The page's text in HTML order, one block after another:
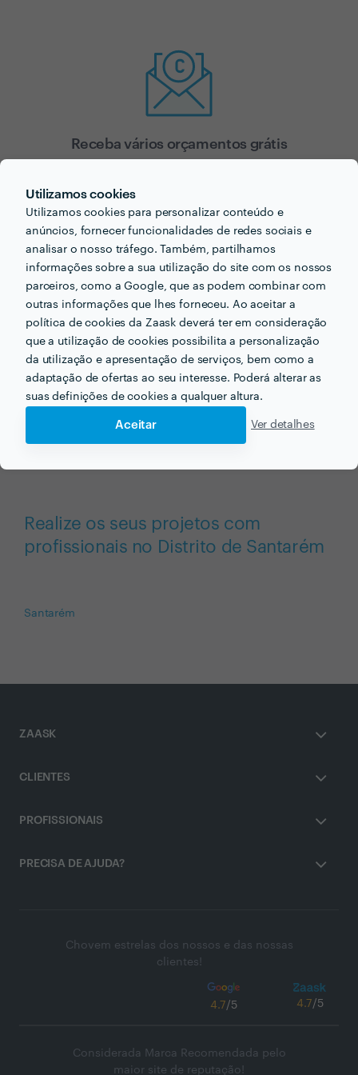
Utilizamos cookies
Utilizamos cookies para personalizar conteúdo e
anúncios, fornecer funcionalidades de redes sociais e
analisar o nosso tráfego. Também, partilhamos
informações sobre a sua utilização do site com os nossos
parceiros, como a Google, que as podem combinar com
outras informações que lhes forneceu. Ao aceitar a
política de cookies da Zaask deverá ter em consideração
que a utilização de cookies possibilita a personalização
da utilização e apresentação de serviços, bem como a
adaptação de ofertas ao seu interesse. Poderá alterar as
suas definições de cookies a qualquer altura.
Aceitar Ver detalhes
Receba vários orçamentos grátis
Escolha a melhor opção para si
Compare as diferentes propostas, perfis, portefólios e
avaliações.
Realize os seus projetos com
profissionais no Distrito de Santarém
Santarém
ZAASK
CLIENTES
PROFISSIONAIS
PRECISA DE AJUDA?
Chovem estrelas dos nossos e das nossas
clientes!
4.7/5 4.7/5
Considerada Marca Recomendada pelo
maior site de reputação!